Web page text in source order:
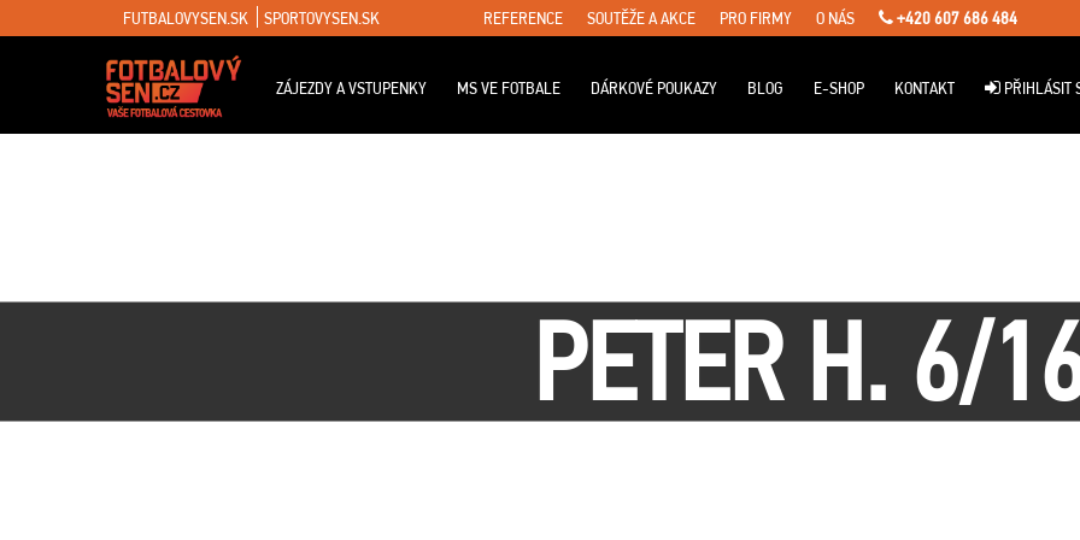
FUTBALOVYSEN.SK SPORTOVYSEN.SK REFERENCE SOUTĚŽE A AKCE PRO FIRMY O NÁS +420 607 686 484
ZÁJEZDY A VSTUPENKY MS VE FOTBALE DÁRKOVÉ POUKAZY BLOG E-SHOP KONTAKT PŘIHLÁSIT
PETER H. 6/